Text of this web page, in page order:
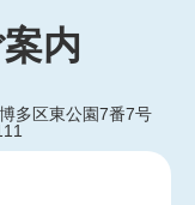
内
多区東公園7番7号